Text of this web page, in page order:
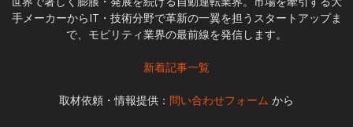
手メーカーからIT・技術分野で革新の一翼を担うスタートアップま
で、モビリティ業界の最前線を発信します。
新着記事一覧
取材依頼・情報提供： 問い合わせフォーム から